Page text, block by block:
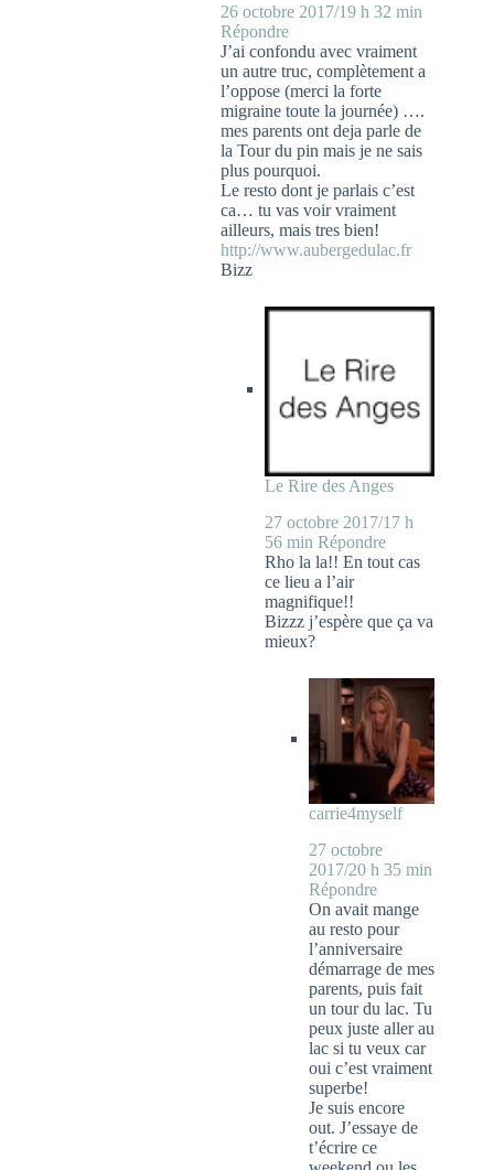
26 octobre 2017/19 h 32 min
Répondre
J’ai confondu avec vraiment
un autre truc, complètement a
l’oppose (merci la forte
migraine toute la journée) ….
mes parents ont deja parle de
la Tour du pin mais je ne sais
plus pourquoi.
Le resto dont je parlais c’est
ca… tu vas voir vraiment
ailleurs, mais tres bien!
http://www.aubergedulac.fr
Bizz
Le Rire des Anges
27 octobre 2017/17 h
56 min Répondre
Rho la la!! En tout cas
ce lieu a l’air
magnifique!!
Bizzz j’espère que ça va
mieux?
carrie4myself
27 octobre
2017/20 h 35 min
Répondre
On avait mange
au resto pour
l’anniversaire
démarrage de mes
parents, puis fait
un tour du lac. Tu
peux juste aller au
lac si tu veux car
oui c’est vraiment
superbe!
Je suis encore
out. J’essaye de
t’écrire ce